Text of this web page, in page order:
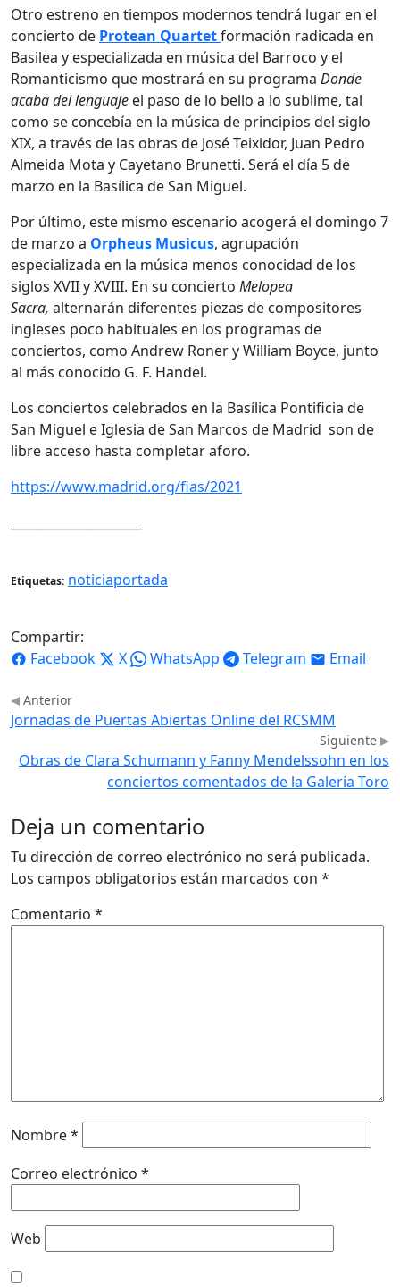
Otro estreno en tiempos modernos tendrá lugar en el
concierto de Protean Quartetformación radicada en
Basilea y especializada en música del Barroco y el
Romanticismo que mostrará en su programa Donde
acaba del lenguaje el paso de lo bello a lo sublime, tal
como se concebía en la música de principios del siglo
XIX, a través de las obras de José Teixidor, Juan Pedro
Almeida Mota y Cayetano Brunetti. Será el día 5 de
marzo en la Basílica de San Miguel.
Por último, este mismo escenario acogerá el domingo 7
de marzo a Orpheus Musicus, agrupación
especializada en la música menos conocidad de los
siglos XVII y XVIII. En su concierto Melopea
Sacra, alternarán diferentes piezas de compositores
ingleses poco habituales en los programas de
conciertos, como Andrew Roner y William Boyce, junto
al más conocido G. F. Handel.
Los conciertos celebrados en la Basílica Pontificia de
San Miguel e Iglesia de San Marcos de Madrid son de
libre acceso hasta completar aforo.
https://www.madrid.org/fias/2021
Etiquetas: noticiaportada
Compartir:
Facebook
X WhatsApp Telegram Email
Anterior
Jornadas de Puertas Abiertas Online del RCSMM
Siguiente
Obras de Clara Schumann y Fanny Mendelssohn en los
conciertos comentados de la Galería Toro
Deja un comentario
Tu dirección de correo electrónico no será publicada.
Los campos obligatorios están marcados con *
Comentario *
Nombre*
Correo electrónico *
Web